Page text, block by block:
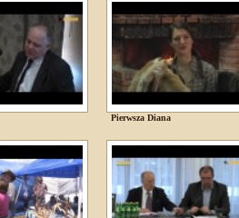
Pierwsza Diana